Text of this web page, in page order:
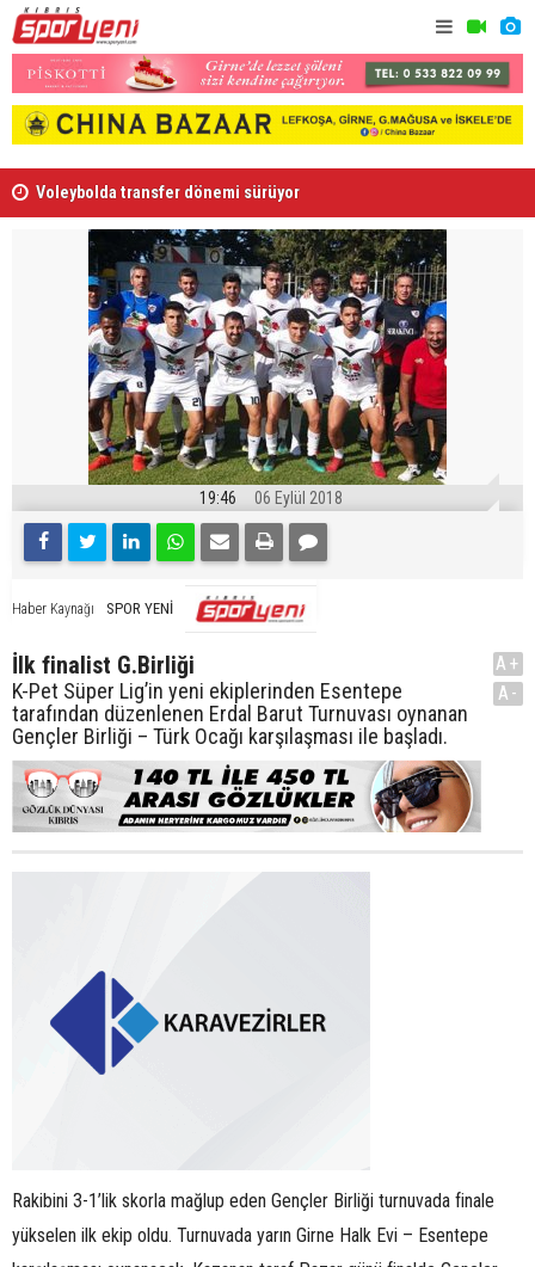
Voleybolda transfer dönemi sürüyor
19:46 06 Eylül 2018
Haber Kaynağı SPOR YENİ
İlk finalist G.Birliği
K-Pet Süper Lig’in yeni ekiplerinden Esentepe
tarafından düzenlenen Erdal Barut Turnuvası oynanan
Gençler Birliği – Türk Ocağı karşılaşması ile başladı.
A+
A-
Rakibini 3-1’lik skorla mağlup eden Gençler Birliği turnuvada finale
yükselen ilk ekip oldu. Turnuvada yarın Girne Halk Evi – Esentepe